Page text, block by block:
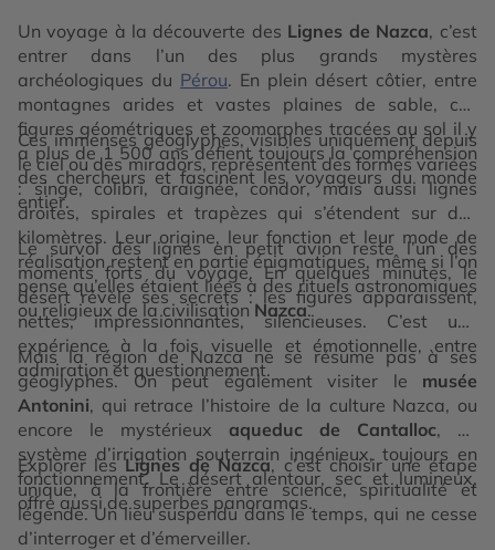
Un voyage à la découverte des Lignes de Nazca, c’est
entrer dans l’un des plus grands mystères
archéologiques du Pérou. En plein désert côtier, entre
montagnes arides et vastes plaines de sable, ces
figures géométriques et zoomorphes tracées au sol il y
a plus de 1 500 ans défient toujours la compréhension
des chercheurs et fascinent les voyageurs du monde
entier.
Ces immenses géoglyphes, visibles uniquement depuis
le ciel ou des miradors, représentent des formes variées
: singe, colibri, araignée, condor, mais aussi lignes
droites, spirales et trapèzes qui s’étendent sur des
kilomètres. Leur origine, leur fonction et leur mode de
réalisation restent en partie énigmatiques, même si l’on
pense qu’elles étaient liées à des rituels astronomiques
ou religieux de la civilisationNazca.
Le survol des lignes en petit avion reste l’un des
moments forts du voyage. En quelques minutes, le
désert révèle ses secrets : les figures apparaissent,
nettes, impressionnantes, silencieuses. C’est une
expérience à la fois visuelle et émotionnelle, entre
admiration et questionnement.
Mais la région de Nazca ne se résume pas à ses
géoglyphes. On peut également visiter le musée
Antonini, qui retrace l’histoire de la culture Nazca, ou
encore le mystérieux aqueduc de Cantalloc, un
système d’irrigation souterrain ingénieux, toujours en
fonctionnement. Le désert alentour, sec et lumineux,
offre aussi de superbes panoramas.
Explorer lesLignes de Nazca, c’est choisir une étape
unique, à la frontière entre science, spiritualité et
légende. Un lieu suspendu dans le temps, qui ne cesse
d’interroger et d’émerveiller.